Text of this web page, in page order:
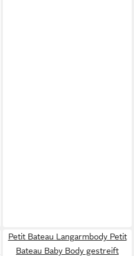
Petit Bateau Langarmbody Petit
Bateau Baby Body gestreift